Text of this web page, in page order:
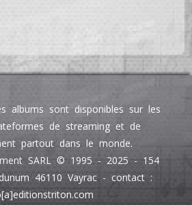
albums sont disponibles sur les
de streaming et de
partout dans le monde.
SARL © 1995 - 2025 - 154
46110 Vayrac - contact :